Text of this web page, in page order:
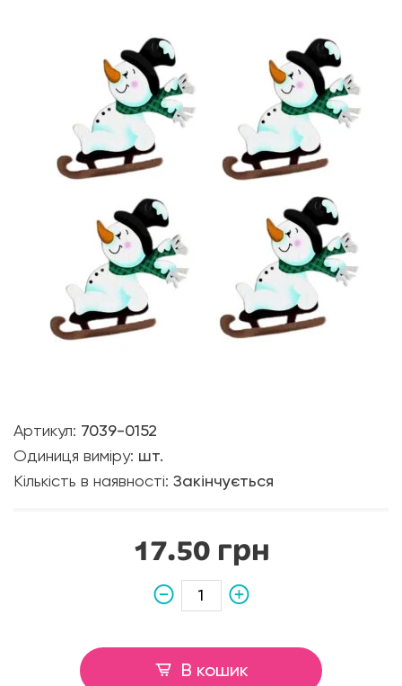
Артикул: 7039-0152
Одиниця виміру: шт.
Кількість в наявності: Закінчується
17.50 грн
В кошик